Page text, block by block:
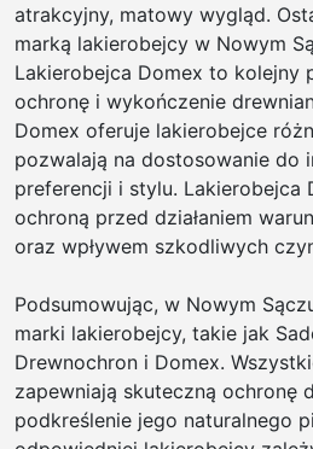
atrakcyjny, matowy wygląd.
marką lakierobejcy w Nowym
Lakierobejca Domex to kolejny
ochronę i wykończenie
Domex oferuje lakierobejce
pozwalają na dostosowanie do
preferencji i stylu. Lakierobejca
ochroną przed działaniem
oraz wpływem szkodliwych
Podsumowując, w Nowym
marki lakierobejcy, takie jak
Drewnochron i Domex.
zapewniają skuteczną ochronę
podkreślenie jego naturalnego